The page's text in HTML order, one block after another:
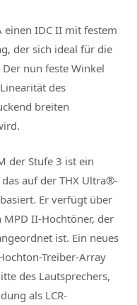
einen IDC II mit festem
der sich ideal für die
nun feste Winkel
des
breiten
der Stufe 3 ist ein
auf der THX Ultra®-
Er verfügt über
II-Hochtöner, der
ist. Ein neues
Treiber-Array
des Lautsprechers,
als LCR-